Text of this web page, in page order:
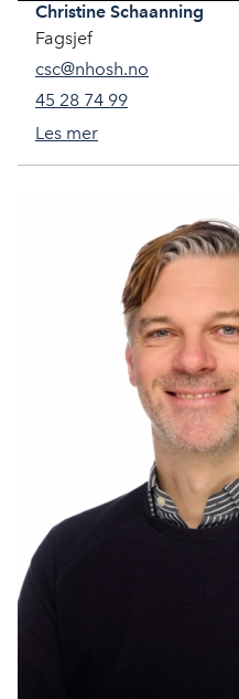
Christine Schaanning
Fagsjef
csc@nhosh.no
45 28 74 99
Les mer